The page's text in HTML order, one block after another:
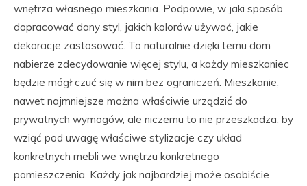
wnętrza własnego mieszkania. Podpowie, w jaki sposób
dopracować dany styl, jakich kolorów używać, jakie
dekoracje zastosować. To naturalnie dzięki temu dom
nabierze zdecydowanie więcej stylu, a każdy mieszkaniec
będzie mógł czuć się w nim bez ograniczeń. Mieszkanie,
nawet najmniejsze można właściwie urządzić do
prywatnych wymogów, ale niczemu to nie przeszkadza, by
wziąć pod uwagę właściwe stylizacje czy układ
konkretnych mebli we wnętrzu konkretnego
pomieszczenia. Każdy jak najbardziej może osobiście